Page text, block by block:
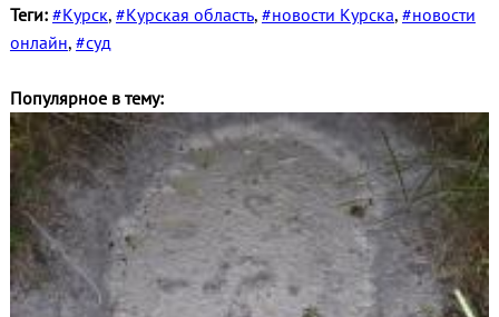
Теги: #Курск, #Курская область, #новости Курска, #новости
онлайн, #суд
Популярное в тему: